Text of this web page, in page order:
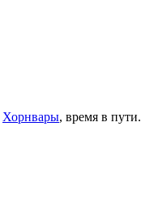
Хорнвары, время в пути.